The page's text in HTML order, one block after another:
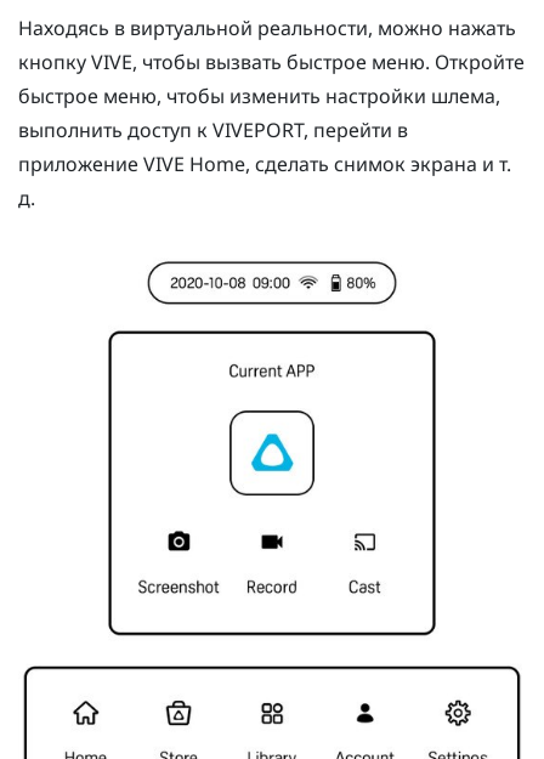
Находясь в виртуальной реальности, можно нажать
кнопкуVIVE, чтобы вызвать быстрое меню. Откройте
быстрое меню, чтобы изменить настройки шлема,
выполнить доступ к VIVEPORT, перейти в
приложение VIVE Home, сделать снимок экрана и т.
д.